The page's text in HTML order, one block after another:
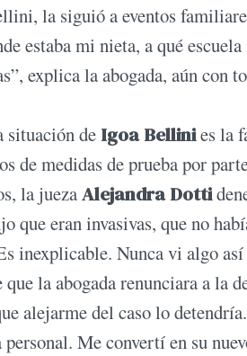
la siguió a eventos
estaba mi nieta, a qué
explica la abogada, aún con
situación de Igoa Bellinies la
de medidas de prueba por
la juezaAlejandra Dotti
eran invasivas, que no
inexplicable. Nunca vi algo así
la abogada renunciara a la
alejarme del caso lo
Me convertí en su